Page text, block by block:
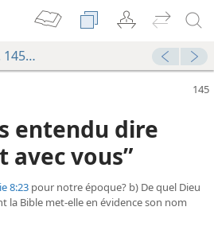
151
entendu dire
avec vous”
8:23 pour notre époque? b) De quel Dieu
la Bible met-​elle en évidence son nom